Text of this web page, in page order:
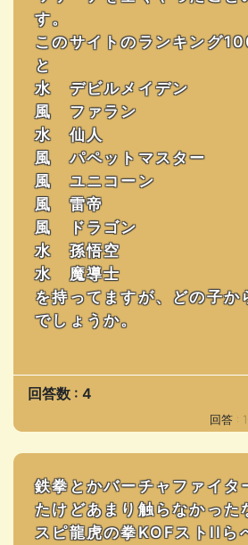
す。
このサイトのランキング
と
水 デビルメイデン
風 ファラン
水 仙人
風 パペットマスター
風 ユニコーン
風 雷帝
風 ドラゴン
水 孫悟空
水 魔導士
を持ってますが、どの子か
でしょうか。
回答数 : 4
回答 :
鉄拳とかバーチャファイタ
たけどあまり触らなかった
スピ龍虎の拳KOFストIIら